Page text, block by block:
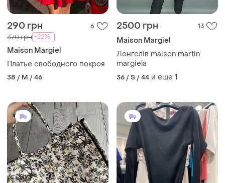
290 грн 6
370 грн -22%
Maison Margiel
Платье свободного покроя
38 / M / 46
2500 грн 13
Maison Margiel
Лонгслів maison martin
margiela
36 / S / 44 и еще 1